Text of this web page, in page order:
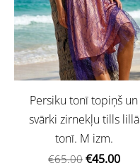
Persiku tonī topiņš un
svārki zirnekļu tills lillā
tonī. M izm.
€65.00 €45.00